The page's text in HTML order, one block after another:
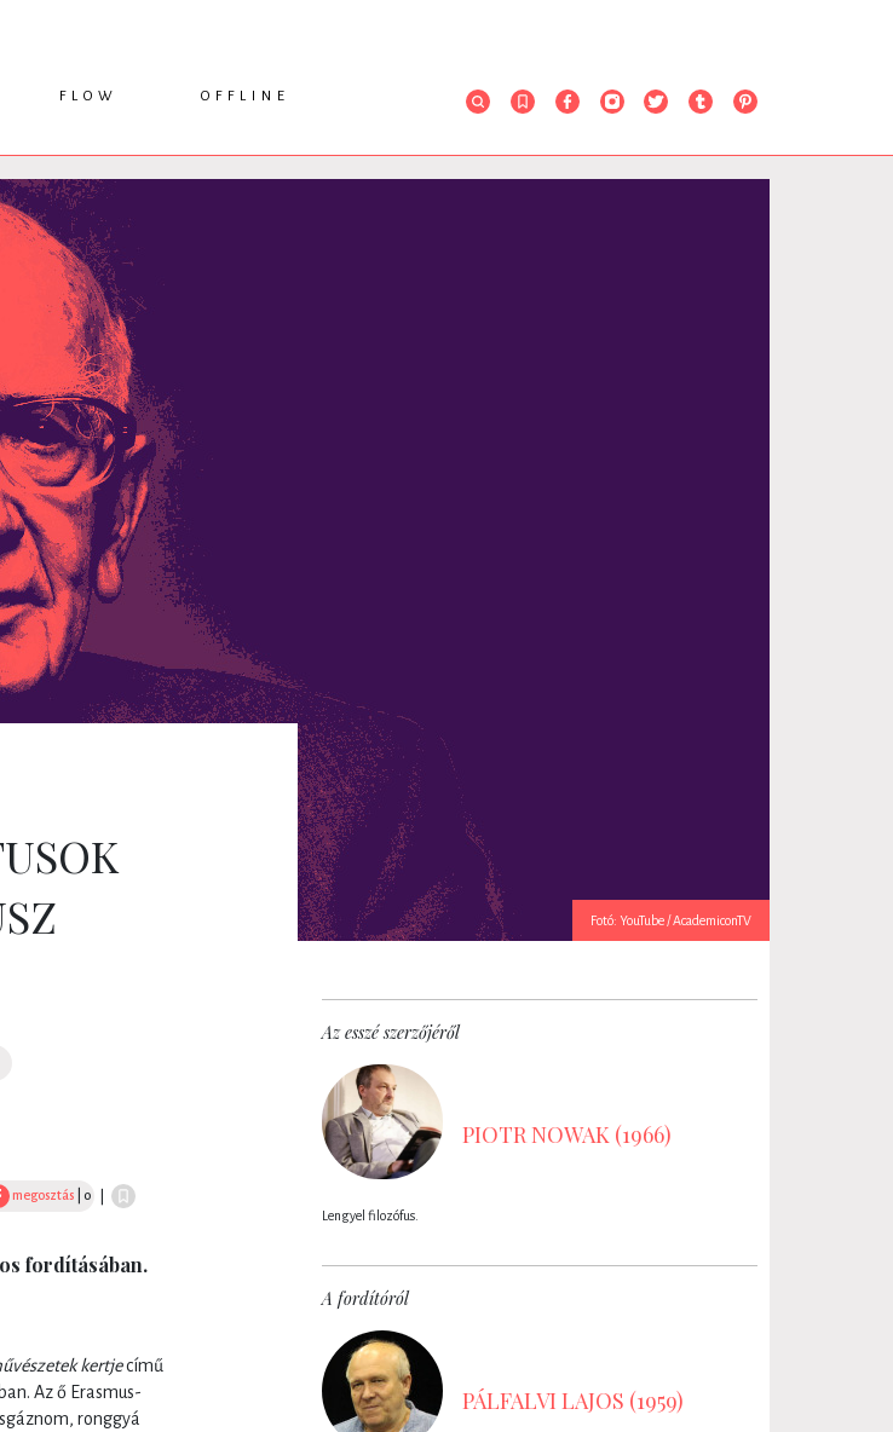
FLOW
INTERJÚ
IKSZEK
TOPLISTA
OFFLINE
RENDEZVÉNYEK
Fotó: YouTube / AcademiconTV
megosztás | 0
fordításában.
kertjecímű
Az ő Erasmus-
ronggyá
Az esszé szerzőjéről
PIOTR NOWAK (1966)
Lengyel filozófus.
A fordítóról
PÁLFALVI LAJOS (1959)